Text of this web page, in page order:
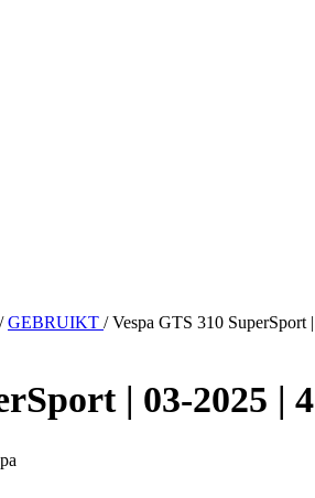
/ GEBRUIKT / Vespa GTS 310 SuperSport
| 03-2025 |